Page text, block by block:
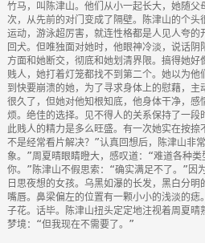
竹马，叫陈津山。他们从小一起长大，她随父
次，从先前的对门变成了隔壁。陈津山的个头
运动，游泳超厉害，就连性格都是人见人夸
回犬。但唯独面对她时，他眼神冷淡，说话
方面和她断交，彻底和她划清界限。搞得她
贱人，她打着灯笼都找不到第二个。她以为
到快要崩溃的她，为了寻求身体上的慰藉，
很久了，但她对他知根知底，他身体干净，
烦。绝佳的选择。见不得人的关系保持了一段
此贱人的精力是多么旺盛。有一次她实在按
不是经常看片解决？”认真回想后，陈津山非
象。”周夏晴眼睛瞪大，感叹道：“难道各种
你。”陈津山不假思索：“确实满足不了。”因
日思夜想的女孩。乌黑如瀑的长发，黑白分
嘴唇。鼻梁偏左的位置有一颗小小的浅淡的
子花。话毕。陈津山扭头定定地注视着周夏晴